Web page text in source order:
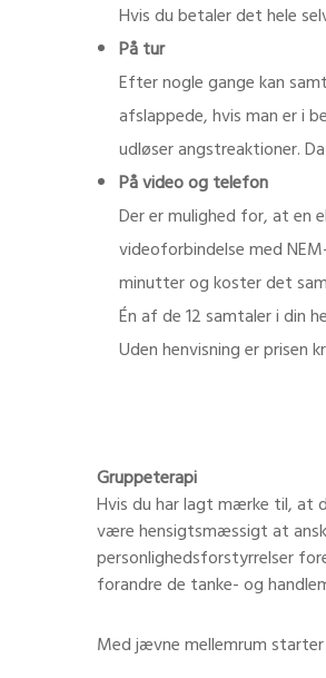
Hvis du betaler det hele
På tur
Efter nogle gange kan
afslappede, hvis man er i
udløser angstreaktioner.
På video og telefon
Der er mulighed for, at en
videoforbindelse med
minutter og koster det
Én af de 12 samtaler i din
Uden henvisning er prisen
Gruppeterapi
Hvis du har lagt mærke til, at
være hensigtsmæssigt at
personlighedsforstyrrelser
forandre de tanke- og
Med jævne mellemrum